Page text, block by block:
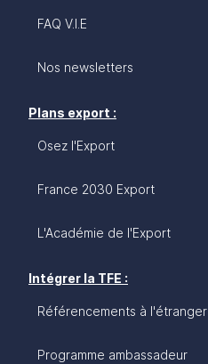
FAQ V.I.E
Nos newsletters
Plans export :
Osez l'Export
France 2030 Export
L'Académie de l'Export
Intégrer la TFE :
Référencements à l'étranger
Programme ambassadeur